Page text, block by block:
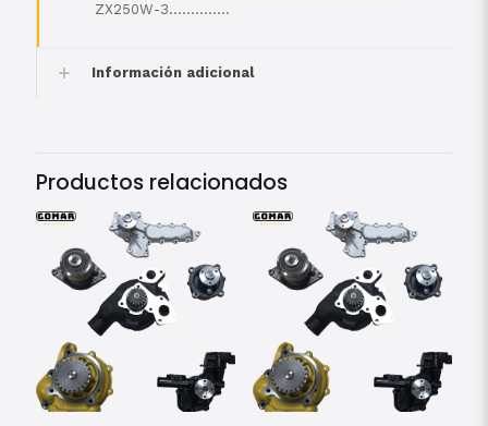
ZX250W-3…………..
Información adicional
Productos relacionados